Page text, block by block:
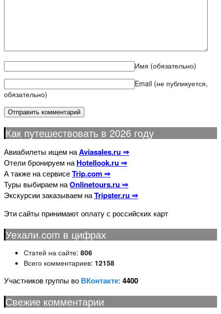
Имя (обязательно)
Email (не публикуется,
обязательно)
Как путешествовать в 2026 году
Авиабилеты ищем наAviasales.ru ⇒
Отели бронируем на Hotellook.ru ⇒
А также на сервисеTrip.com ⇒
Туры выбираем наOnlinetours.ru ⇒
Экскурсии заказываем наTripster.ru ⇒
Эти сайты принимают оплату с российских карт
Уехали.com в цифрах
Статей на сайте: 806
Всего комментариев: 12158
Участников группы во ВКонтакте: 4400
Свежие комментарии